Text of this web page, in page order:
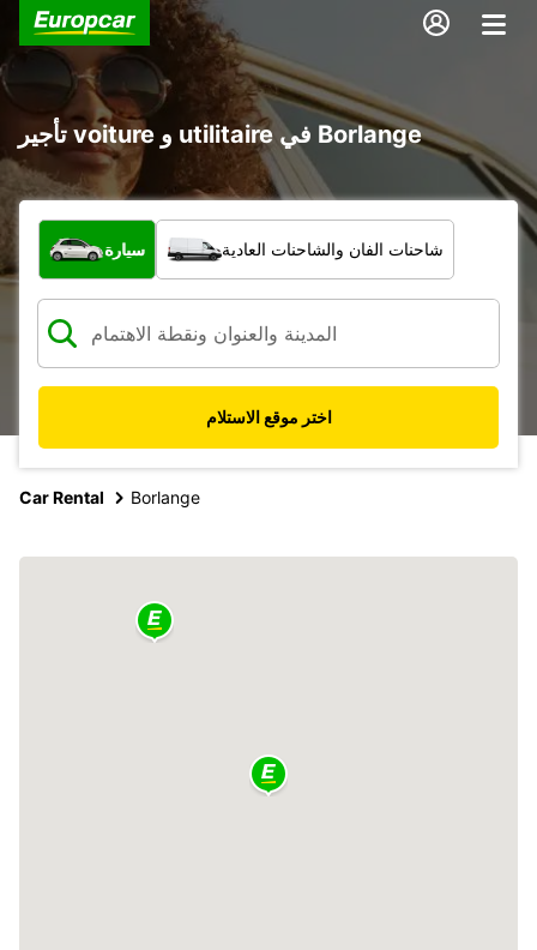
تأجير voiture و utilitaire في Borlange
ما نوع المركبة؟
سيارة شاحنات الفان والشاحنات العادية
اختر موقع الاستلام
Car Rental Borlange